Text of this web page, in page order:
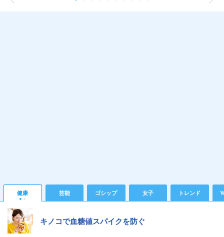
健康 芸能 ゴシップ 女子 トレンド
キノコで血糖値スパイクを防ぐ